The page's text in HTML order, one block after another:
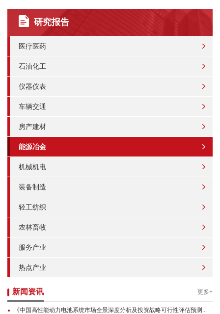
研究报告
医疗医药
石油化工
仪器仪表
车辆交通
房产建材
能源冶金
机械机电
装备制造
轻工纺织
农林畜牧
服务产业
热点产业
新闻资讯 更多+
《中国高性能动力电池系统市场全景深度分析及投资战略可行性评估预测...